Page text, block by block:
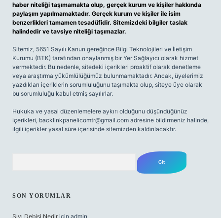
haber niteliği taşımamakta olup, gerçek kurum ve kişiler hakkında
paylaşım yapılmamaktadır. Gerçek kurum ve kişiler ile isim
benzerlikleri tamamen tesadüfidir. Sitemizdeki bilgiler taslak
halindedir ve tavsiye niteliği taşımazlar.
Sitemiz, 5651 Sayılı Kanun gereğince Bilgi Teknolojileri ve İletişim
Kurumu (BTK) tarafından onaylanmış bir Yer Sağlayıcı olarak hizmet
vermektedir. Bu nedenle, sitedeki içerikleri proaktif olarak denetleme
veya araştırma yükümlülüğümüz bulunmamaktadır. Ancak, üyelerimiz
yazdıkları içeriklerin sorumluluğunu taşımakta olup, siteye üye olarak
bu sorumluluğu kabul etmiş sayılırlar.
Hukuka ve yasal düzenlemelere aykırı olduğunu düşündüğünüz
içerikleri, backlinkpanelicomtr@gmail.com adresine bildirmeniz halinde,
ilgili içerikler yasal süre içerisinde sitemizden kaldırılacaktır.
SON YORUMLAR
Sıvı Debisi Nedir için admin